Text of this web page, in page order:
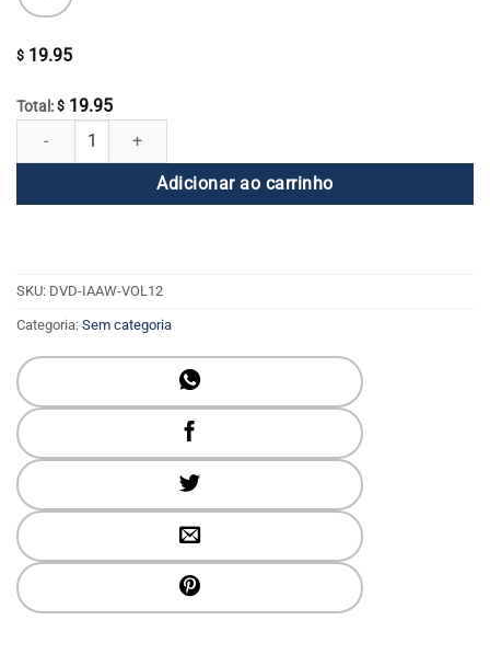
$ 19.95
Total: $ 19.95
Eu sou uma mulher - Volume 12: O impacto de uma mulher quantidade
Adicionar ao carrinho
SKU: DVD-IAAW-VOL12
Categoria: Sem categoria